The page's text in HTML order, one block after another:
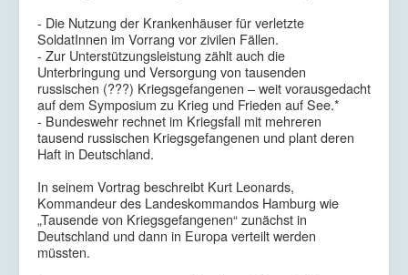
- Die Nutzung der Krankenhäuser für verletzte
SoldatInnen im Vorrang vor zivilen Fällen.
- Zur Unterstützungsleistung zählt auch die
Unterbringung und Versorgung von tausenden
russischen (???) Kriegsgefangenen – weit vorausgedacht
auf dem Symposium zu Krieg und Frieden auf See.*
- Bundeswehr rechnet im Kriegsfall mit mehreren
tausend russischen Kriegsgefangenen und plant deren
Haft in Deutschland.
In seinem Vortrag beschreibt Kurt Leonards,
Kommandeur des Landeskommandos Hamburg wie
„Tausende von Kriegsgefangenen“ zunächst in
Deutschland und dann in Europa verteilt werden
müssten.